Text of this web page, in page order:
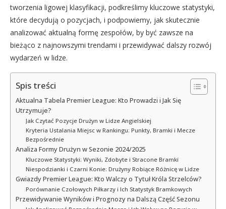
tworzenia ligowej klasyfikacji, podkreślimy kluczowe statystyki,
które decydują o pozycjach, i podpowiemy, jak skutecznie
analizować aktualną formę zespołów, by być zawsze na
bieżąco z najnowszymi trendami i przewidywać dalszy rozwój
wydarzeń w lidze.
Spis treści
Aktualna Tabela Premier League: Kto Prowadzi i Jak Się
Utrzymuje?
Jak Czytać Pozycje Drużyn w Lidze Angielskiej
Kryteria Ustalania Miejsc w Rankingu: Punkty, Bramki i Mecze
Bezpośrednie
Analiza Formy Drużyn w Sezonie 2024/2025
Kluczowe Statystyki: Wyniki, Zdobyte i Stracone Bramki
Niespodzianki i Czarni Konie: Drużyny Robiące Różnicę w Lidze
Gwiazdy Premier League: Kto Walczy o Tytuł Króla Strzelców?
Porównanie Czołowych Piłkarzy i Ich Statystyk Bramkowych
Przewidywanie Wyników i Prognozy na Dalszą Część Sezonu